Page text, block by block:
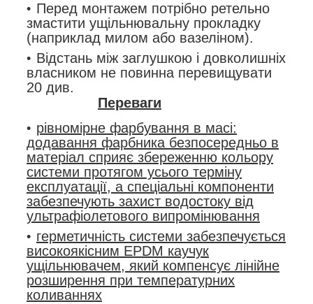
Перед монтажем потрібно ретельно
змастити ущільнювальну прокладку
(наприклад милом або вазеліном).
Відстань між заглушкою і довколишніх
власником не повинна перевищувати
20 див.
Переваги
рівномірне фарбування в масі:
додавання фарбника безпосередньо в
матеріал сприяє збереженню кольору
системи протягом усього терміну
експлуатації, а спеціальні компоненти
забезпечують захист водостоку від
ультрафіолетового випромінювання
герметичність системи забезпечується
високоякісним EPDM каучук
ущільнювачем, який компенсує лінійне
розширення при температурних
коливаннях